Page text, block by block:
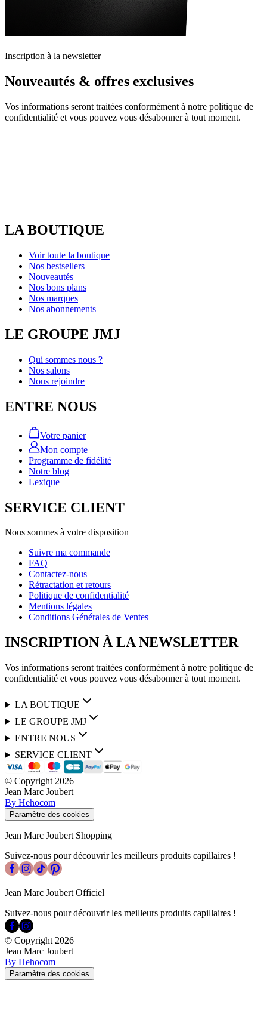
Inscription à la newsletter
Nouveautés & offres exclusives
Vos informations seront traitées conformément à notre politique de
confidentialité et vous pouvez vous désabonner à tout moment.
LA BOUTIQUE
Voir toute la boutique
Nos bestsellers
Nouveautés
Nos bons plans
Nos marques
Nos abonnements
LE GROUPE JMJ
Qui sommes nous ?
Nos salons
Nous rejoindre
ENTRE NOUS
Votre panier
Mon compte
Programme de fidélité
Notre blog
Lexique
SERVICE CLIENT
Nous sommes à votre disposition
Suivre ma commande
FAQ
Contactez-nous
Rétractation et retours
Politique de confidentialité
Mentions légales
Conditions Générales de Ventes
INSCRIPTION À LA NEWSLETTER
Vos informations seront traitées conformément à notre politique de
confidentialité et vous pouvez vous désabonner à tout moment.
LA BOUTIQUE
LE GROUPE JMJ
ENTRE NOUS
SERVICE CLIENT
© Copyright 2026
Jean Marc Joubert
By Hehocom
Paramètre des cookies
Jean Marc Joubert Shopping
Suivez-nous pour découvrir les meilleurs produits capillaires !
Jean Marc Joubert Officiel
Suivez-nous pour découvrir les meilleurs produits capillaires !
© Copyright 2026
Jean Marc Joubert
By Hehocom
Paramètre des cookies